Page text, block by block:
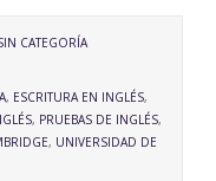
CATEGORÍA
, ESCRITURA EN INGLÉS,
, PRUEBAS DE INGLÉS,
, UNIVERSIDAD DE